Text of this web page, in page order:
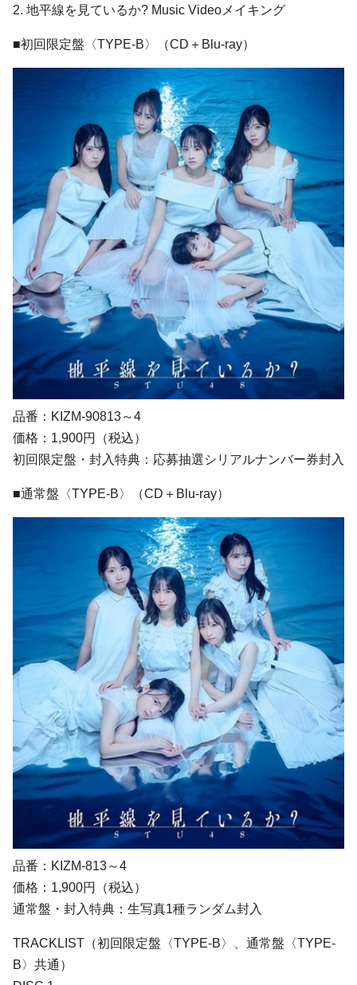
2. 地平線を見ているか? Music Videoメイキング
■初回限定盤〈TYPE-B〉（CD＋Blu-ray）
品番：KIZM-90813～4
価格：1,900円（税込）
初回限定盤・封入特典：応募抽選シリアルナンバー券封入
■通常盤〈TYPE-B〉（CD＋Blu-ray）
品番：KIZM-813～4
価格：1,900円（税込）
通常盤・封入特典：生写真1種ランダム封入
TRACKLIST（初回限定盤〈TYPE-B〉、通常盤〈TYPE-
B〉共通）